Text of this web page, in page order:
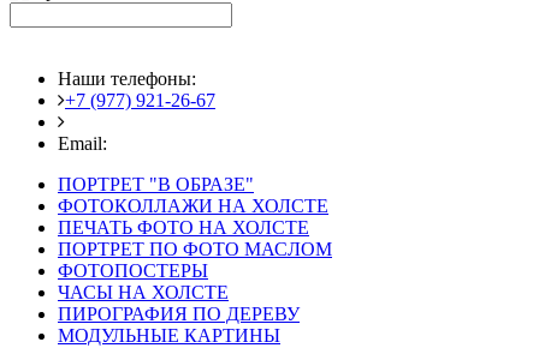
Наши телефоны:
+7 (977) 921-26-67
Email:
ПОРТРЕТ "В ОБРАЗЕ"
ФОТОКОЛЛАЖИ НА ХОЛСТЕ
ПЕЧАТЬ ФОТО НА ХОЛСТЕ
ПОРТРЕТ ПО ФОТО МАСЛОМ
ФОТОПОСТЕРЫ
ЧАСЫ НА ХОЛСТЕ
ПИРОГРАФИЯ ПО ДЕРЕВУ
МОДУЛЬНЫЕ КАРТИНЫ